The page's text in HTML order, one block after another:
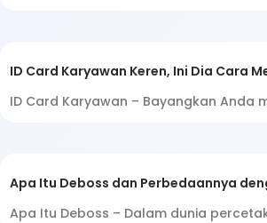
ID Card Karyawan Keren, Ini Dia Cara
ID Card Karyawan – Bayangkan
Apa Itu Deboss dan Perbedaannya
Apa Itu Deboss – Dalam dunia